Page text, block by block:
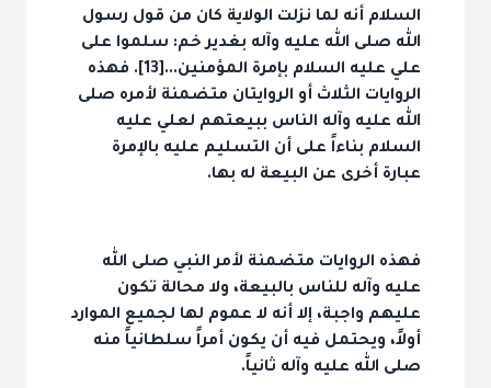
السلام أنه لما نزلت الولاية كان من قول رسول
الله صلى الله عليه وآله بغدير خم: سلموا على
علي عليه السلام بإمرة المؤمنين...[13]. فهذه
الروايات الثلاث أو الروايتان متضمنة لأمره صلى
الله عليه وآله الناس ببيعتهم لعلي عليه
السلام بناءاً على أن التسليم عليه بالإمرة
عبارة أخرى عن البيعة له بها.
فهذه الروايات متضمنة لأمر النبي صلى الله
عليه وآله للناس بالبيعة، ولا محالة تكون
عليهم واجبة، إلا أنه لا عموم لها لجميع الموارد
أولاً، ويحتمل فيه أن يكون أمراً سلطانياً منه
صلى الله عليه وآله ثانياً.